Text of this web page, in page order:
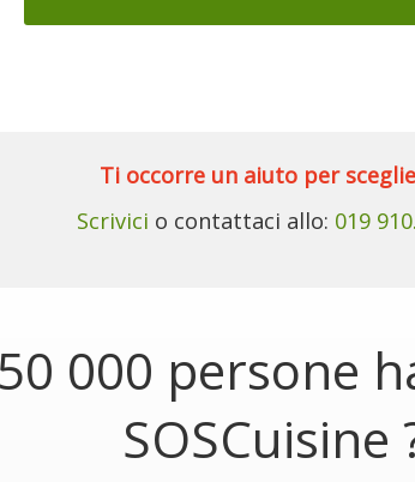
Ti occorre un aiuto per
Scrivici o contattaci allo: 019
000 persone
SOSCuisine